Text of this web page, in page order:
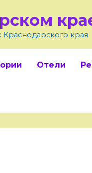
Краснодарского края
Отели